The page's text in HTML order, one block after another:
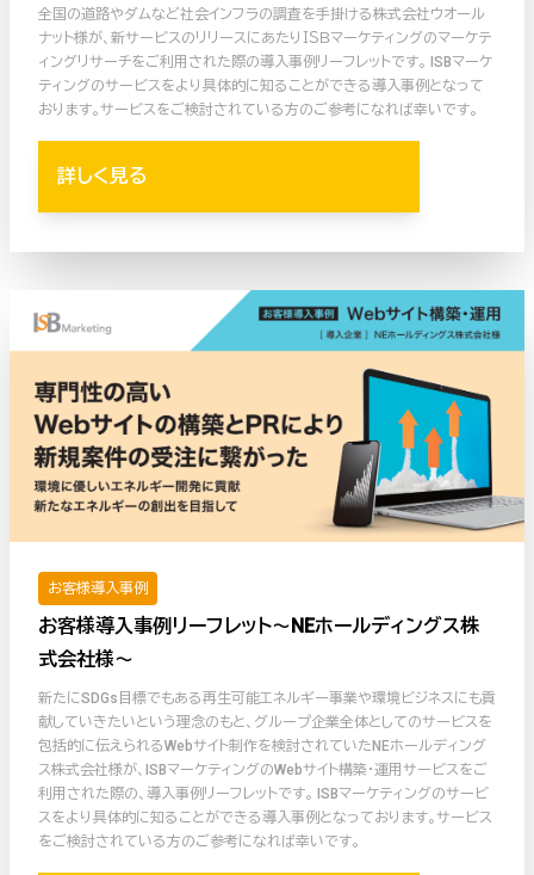
全国の道路やダムなど社会インフラの調査を手掛ける株式会社ウオール
ナット様が、新サービスのリリースにあたりＩＳＢマーケティングのマーケテ
ィングリサーチをご利用された際の導入事例リーフレットです。 ISBマーケ
ティングのサービスをより具体的に知ることができる導入事例となって
おります。サービスをご検討されている方のご参考になれば幸いです。
詳しく見る
お客様導入事例
お客様導入事例リーフレット〜NEホールディングス株
式会社様〜
新たにSDGs目標でもある再生可能エネルギー事業や環境ビジネスにも貢
献していきたいという理念のもと、グループ企業全体としてのサービスを
包括的に伝えられるWebサイト制作を検討されていたNEホールディング
ス株式会社様が、ISBマーケティングのWebサイト構築・運用サービスをご
利用された際の、導入事例リーフレットです。 ISBマーケティングのサービ
スをより具体的に知ることができる導入事例となっております。サービス
をご検討されている方のご参考になれば幸いです。